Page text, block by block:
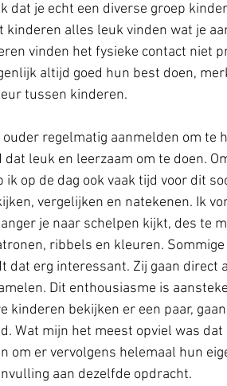
dat je echt een diverse groep
kinderen alles leuk vinden wat je
vinden het fysieke contact niet
altijd goed hun best doen,
tussen kinderen.
regelmatig aanmelden om te
leuk en leerzaam om te doen.
ik op de dag ook vaak tijd voor dit
vergelijken en natekenen. Ik
je naar schelpen kijkt, des te
ribbels en kleuren.
dat erg interessant. Zij gaan direct
Dit enthousiasme is
kinderen bekijken er een paar,
Wat mijn het meest opviel was
om er vervolgens helemaal hun
aan dezelfde opdracht.